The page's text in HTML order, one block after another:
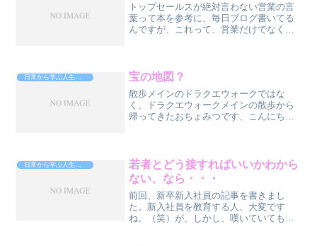
トップセールスが絶対言わない営業の言
葉って本を参考に、毎日ブログ書いてる
んですが、これって、営業だけでなく、
言う社交辞令、というか、...
日常から学ぶ人生攻略法 宝の地図？
散歩メインのドラクエウォークではな
く、ドラクエウォークメインの散歩から
帰ってきたおちょみつです、こんにち
と言っても、目的地設定して、そ...
若者とどう接すればいいかわから
ない、なら・・・
前回、新卒新入社員の記事を書きまし
た。新入社員を教育する人、大変です
ね。（笑）が、しかし、嘆いていても事